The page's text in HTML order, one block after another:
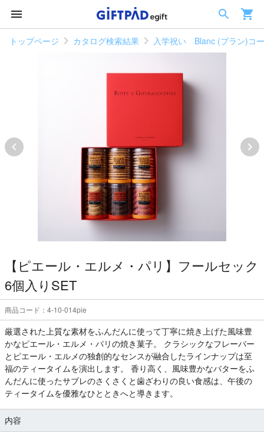
トップページ カタログ検索結果 入学祝い Blanc (ブラン)コ
【ピエール・エルメ・パリ】フールセック
6個入りSET
商品コード：4-10-014pie
厳選された上質な素材をふんだんに使って丁寧に焼き上げた風味豊
かなピエール・エルメ・パリの焼き菓子。 クラシックなフレーバー
とピエール・エルメの独創的なセンスが融合したラインナップは至
福のティータイムを演出します。 香り高く、風味豊かなバターをふ
んだんに使ったサブレのさくさくと歯ざわりの良い食感は、午後の
ティータイムを優雅なひとときへと導きます。
内容